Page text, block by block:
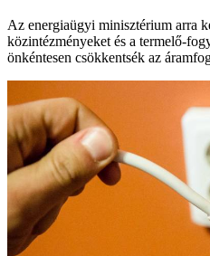
Az energiaügyi minisztérium arra
közintézményeket és a termelő-
önkéntesen csökkentsék az